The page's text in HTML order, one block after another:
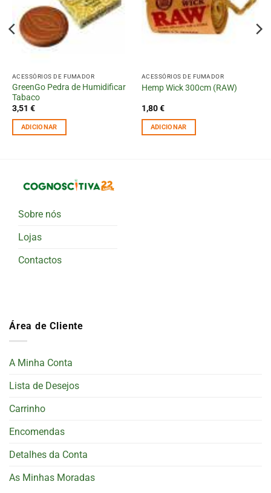
ACESSÓRIOS DE FUMADOR
GreenGo Pedra de Humidificar
Tabaco
3,51 €
ADICIONAR
ACESSÓRIOS DE FUMADOR
Hemp Wick 300cm (RAW)
1,80€
ADICIONAR
Sobre nós
Lojas
Contactos
Área de Cliente
A Minha Conta
Lista de Desejos
Carrinho
Encomendas
Detalhes da Conta
As Minhas Moradas